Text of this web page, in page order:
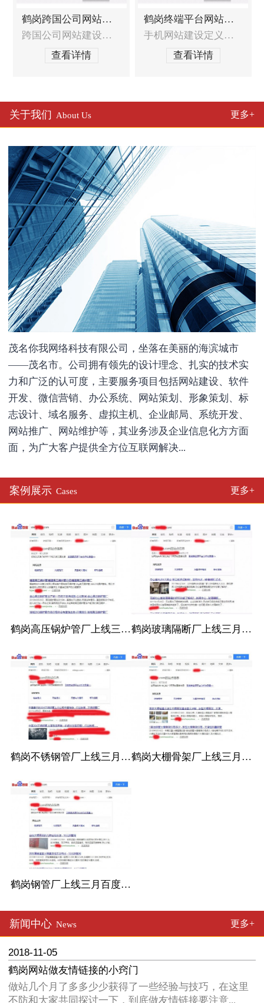
鹤岗跨国公司网站建设
跨国公司网站建设的特殊需求跨国公司网站需要收到全球战略的统一部署，如何达到全球战略与本地化服务的统一？跨国公司网站如何在全球统一界面风格定义的基础上符合中国本土用户的浏览习惯？跨国公司网站如何达到其他国家的标准和要求？如何处理跨国公司网站异地同步技术？跨国公司网站建设服务范围网站定位分析及建议，包含网站策划布局和结构，
查看详情
鹤岗终端平台网站建设
手机网站建设定义发展趋势随着手机用户日益增多，那么手机网站已经不仅仅局限于WAP，其表现形式基本已经接近互联网电脑站点，它的普及率也会越来越广泛。它真正实现了，方便、安全、快速等作用以及效果。移动终端及及移动网络环境（3G、WIFI等）的升级，使用手机查看网页和上网的人也会越来越多，应用也越来越广泛，手机网站建设领域将会为企业
查看详情
关于我们 About Us 更多+
茂名你我网络科技有限公司，坐落在美丽的海滨城市
——茂名市。公司拥有领先的设计理念、扎实的技术实
力和广泛的认可度，主要服务项目包括网站建设、软件
开发、微信营销、办公系统、网站策划、形象策划、标
志设计、域名服务、虚拟主机、企业邮局、系统开发、
网站推广、网站维护等，其业务涉及企业信息化方方面
面，为广大客户提供全方位互联网解决...
案例展示 Cases 更多+
鹤岗高压锅炉管厂上线三月百度收录 鹤岗玻璃隔断厂上线三月百度收录
鹤岗不锈钢管厂上线三月百度收录 鹤岗大棚骨架厂上线三月百度收录
鹤岗钢管厂上线三月百度收录
新闻中心 News 更多+
2018-11-05
鹤岗网站做友情链接的小窍门
做站几个月了多多少少获得了一些经验与技巧，在这里
不防和大家共同探讨一下，到底做友情链接要注意...